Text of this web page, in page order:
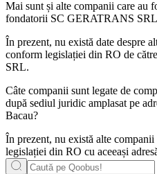
Mai sunt și alte companii care au
fondatorii SC GERATRANS SRL
În prezent, nu există date despre
conform legislației din RO de
SRL.
Câte companii sunt legate de
după sediul juridic amplasat pe
Bacau?
În prezent, nu există alte
legislației din RO cu aceeași